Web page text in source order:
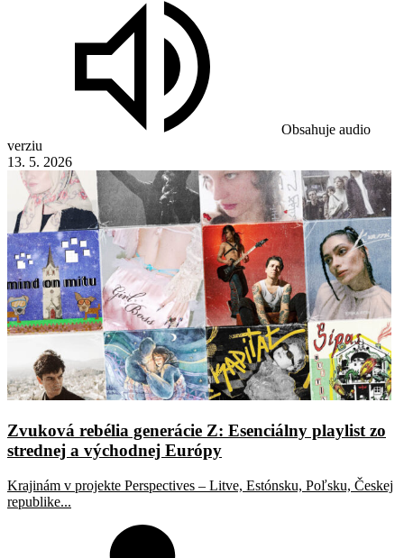
Obsahuje audio
verziu
13. 5. 2026
Zvuková rebélia generácie Z: Esenciálny playlist zo
strednej a východnej Európy
Krajinám v projekte Perspectives – Litve, Estónsku, Poľsku, Českej
republike...